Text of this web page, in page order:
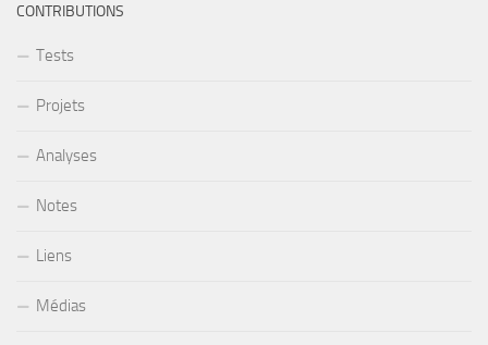
CONTRIBUTIONS
Tests
Projets
Analyses
Notes
Liens
Médias